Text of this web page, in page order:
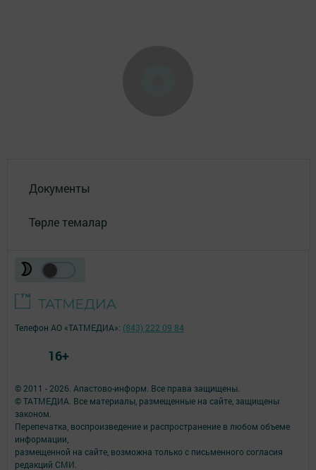
Документы
Төрле темалар
© 2011 - 2026. Апастово-информ. Все права защищены.
© ТАТМЕДИА. Все материалы, размещенные на сайте, защищены
законом.
Перепечатка, воспроизведение и распространение в любом объеме
информации,
размещенной на сайте, возможна только с письменного согласия
редакций СМИ.
Телефон АО «ТАТМЕДИА»: (843) 222 09 84
16+